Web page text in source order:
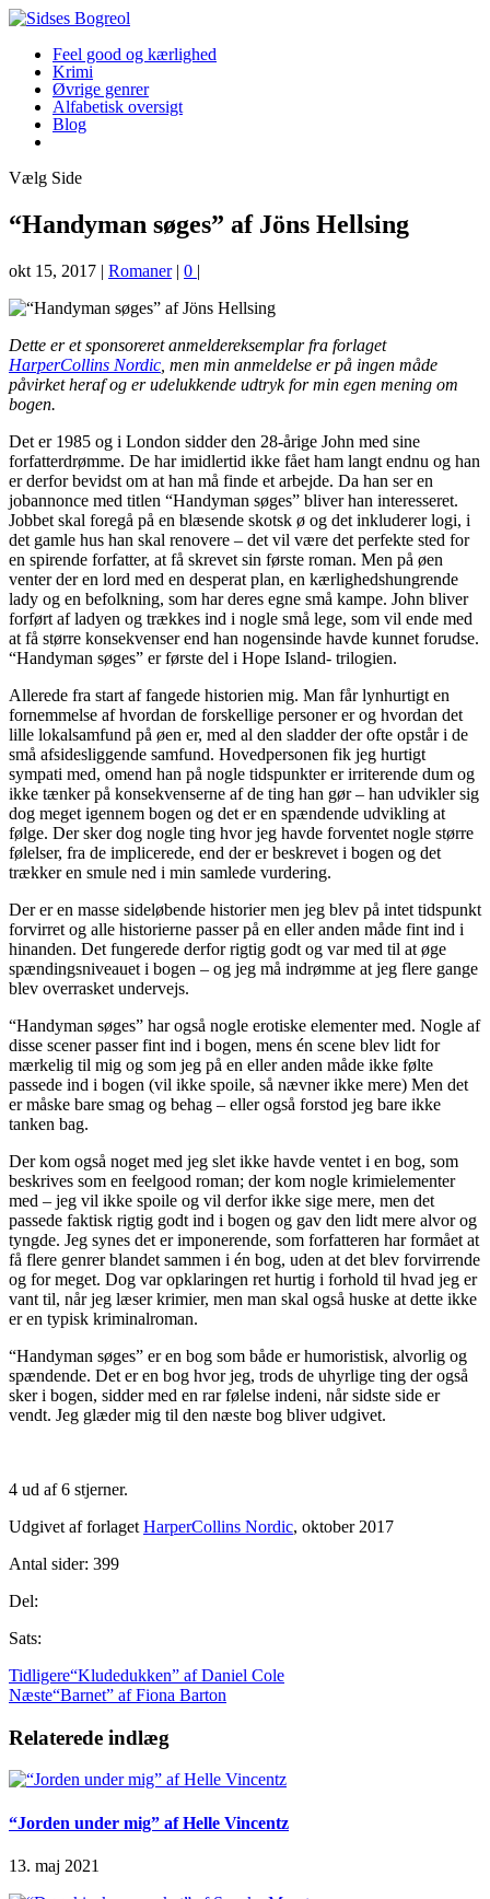
Feel good og kærlighed
Krimi
Øvrige genrer
Alfabetisk oversigt
Blog
Vælg Side
“Handyman søges” af Jöns Hellsing
okt 15, 2017 | Romaner| 0 |
Dette er et sponsoreret anmeldereksemplar fra forlaget
HarperCollins Nordic , men min anmeldelse er på ingen måde
påvirket heraf og er udelukkende udtryk for min egen mening om
bogen.
Det er 1985 og i London sidder den 28-årige John med sine
forfatterdrømme. De har imidlertid ikke fået ham langt endnu og han
er derfor bevidst om at han må finde et arbejde. Da han ser en
jobannonce med titlen “Handyman søges” bliver han interesseret.
Jobbet skal foregå på en blæsende skotsk ø og det inkluderer logi, i
det gamle hus han skal renovere – det vil være det perfekte sted for
en spirende forfatter, at få skrevet sin første roman. Men på øen
venter der en lord med en desperat plan, en kærlighedshungrende
lady og en befolkning, som har deres egne små kampe. John bliver
forført af ladyen og trækkes ind i nogle små lege, som vil ende med
at få større konsekvenser end han nogensinde havde kunnet forudse.
“Handyman søges” er første del i Hope Island- trilogien.
Allerede fra start af fangede historien mig. Man får lynhurtigt en
fornemmelse af hvordan de forskellige personer er og hvordan det
lille lokalsamfund på øen er, med al den sladder der ofte opstår i de
små afsidesliggende samfund. Hovedpersonen fik jeg hurtigt
sympati med, omend han på nogle tidspunkter er irriterende dum og
ikke tænker på konsekvenserne af de ting han gør – han udvikler sig
dog meget igennem bogen og det er en spændende udvikling at
følge. Der sker dog nogle ting hvor jeg havde forventet nogle større
følelser, fra de implicerede, end der er beskrevet i bogen og det
trækker en smule ned i min samlede vurdering.
Der er en masse sideløbende historier men jeg blev på intet tidspunkt
forvirret og alle historierne passer på en eller anden måde fint ind i
hinanden. Det fungerede derfor rigtig godt og var med til at øge
spændingsniveauet i bogen – og jeg må indrømme at jeg flere gange
blev overrasket undervejs.
“Handyman søges” har også nogle erotiske elementer med. Nogle af
disse scener passer fint ind i bogen, mens én scene blev lidt for
mærkelig til mig og som jeg på en eller anden måde ikke følte
passede ind i bogen (vil ikke spoile, så nævner ikke mere) Men det
er måske bare smag og behag – eller også forstod jeg bare ikke
tanken bag.
Der kom også noget med jeg slet ikke havde ventet i en bog, som
beskrives som en feelgood roman; der kom nogle krimielementer
med – jeg vil ikke spoile og vil derfor ikke sige mere, men det
passede faktisk rigtig godt ind i bogen og gav den lidt mere alvor og
tyngde. Jeg synes det er imponerende, som forfatteren har formået at
få flere genrer blandet sammen i én bog, uden at det blev forvirrende
og for meget. Dog var opklaringen ret hurtig i forhold til hvad jeg er
vant til, når jeg læser krimier, men man skal også huske at dette ikke
er en typisk kriminalroman.
“Handyman søges” er en bog som både er humoristisk, alvorlig og
spændende. Det er en bog hvor jeg, trods de uhyrlige ting der også
sker i bogen, sidder med en rar følelse indeni, når sidste side er
vendt. Jeg glæder mig til den næste bog bliver udgivet.
4 ud af 6 stjerner.
Udgivet af forlaget HarperCollins Nordic, oktober 2017
Antal sider: 399
Del:
Sats:
Tidligere“Kludedukken” af Daniel Cole
Næste“Barnet” af Fiona Barton
Relaterede indlæg
“Jorden under mig” af Helle Vincentz
13. maj 2021